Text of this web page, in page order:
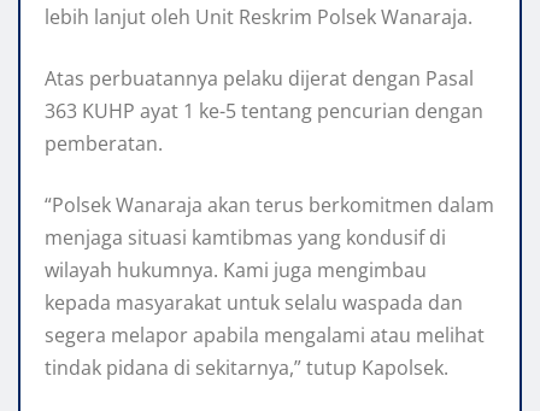
lebih lanjut oleh Unit Reskrim Polsek Wanaraja.
Atas perbuatannya pelaku dijerat dengan Pasal
363 KUHP ayat 1 ke-5 tentang pencurian dengan
pemberatan.
“Polsek Wanaraja akan terus berkomitmen dalam
menjaga situasi kamtibmas yang kondusif di
wilayah hukumnya. Kami juga mengimbau
kepada masyarakat untuk selalu waspada dan
segera melapor apabila mengalami atau melihat
tindak pidana di sekitarnya,” tutup Kapolsek.